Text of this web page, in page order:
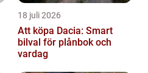
18 juli 2026
Att köpa Dacia: Smart
bilval för plånbok och
vardag